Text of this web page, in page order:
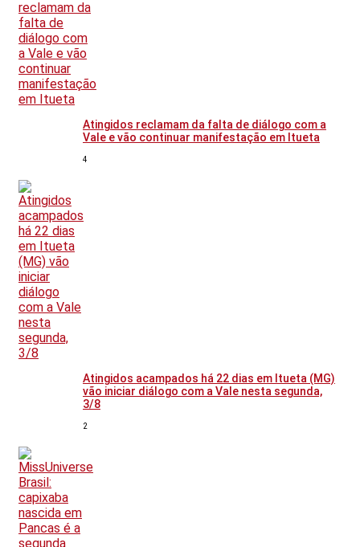
Atingidos reclamam da falta de diálogo com a
Vale e vão continuar manifestação em Itueta
4
Atingidos acampados há 22 dias em Itueta (MG)
vão iniciar diálogo com a Vale nesta segunda,
3/8
2